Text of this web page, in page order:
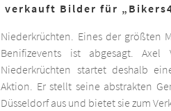
verkauft Bilder für
Niederkrüchten. Eines der größten
Benifizevents ist abgesagt. Axel
Niederkrüchten startet deshalb
Aktion. Er stellt seine abstrakten
Düsseldorf aus und bietet sie zum